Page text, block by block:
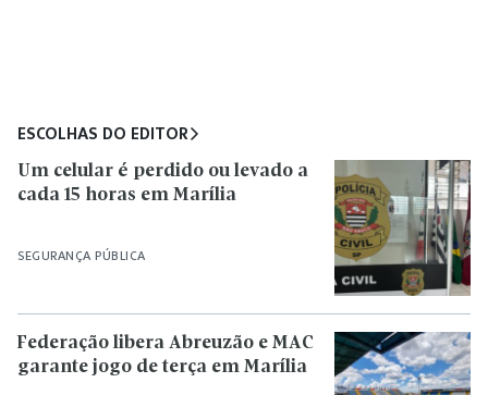
ESCOLHAS DO EDITOR
SEGURANÇA PÚBLICA
Um celular é perdido ou levado a
cada 15 horas em Marília
Federação libera Abreuzão e MAC
garante jogo de terça em Marília